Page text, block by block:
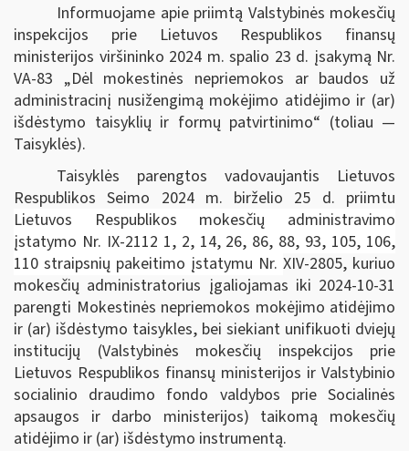
Informuojame apie priimtą Valstybinės mokesčių
inspekcijos prie Lietuvos Respublikos finansų
ministerijos viršininko 2024 m. spalio 23 d. įsakymą Nr.
VA-83 „Dėl mokestinės nepriemokos ar baudos už
administracinį nusižengimą mokėjimo atidėjimo ir (ar)
išdėstymo taisyklių ir formų patvirtinimo“ (toliau —
Taisyklės).
Taisyklės parengtos vadovaujantis
Lietuvos
Respublikos Seimo 2024 m. birželio 25 d. priimtu
Lietuvos Respublikos mokesčių administravimo
įstatymo Nr. IX-2112 1, 2, 14, 26, 86, 88, 93, 105, 106,
110 straipsnių pakeitimo įstatymu Nr. XIV-2805, kuriuo
mokesčių administratorius įgaliojamas iki 2024-10-31
parengti Mokestinės nepriemokos mokėjimo atidėjimo
ir (ar) išdėstymo taisykles, bei siekiant unifikuoti dviejų
institucijų (Valstybinės mokesčių inspekcijos prie
Lietuvos Respublikos finansų ministerijos ir Valstybinio
socialinio draudimo fondo valdybos prie Socialinės
apsaugos ir darbo ministerijos) taikomą mokesčių
atidėjimo ir (ar) išdėstymo instrumentą.